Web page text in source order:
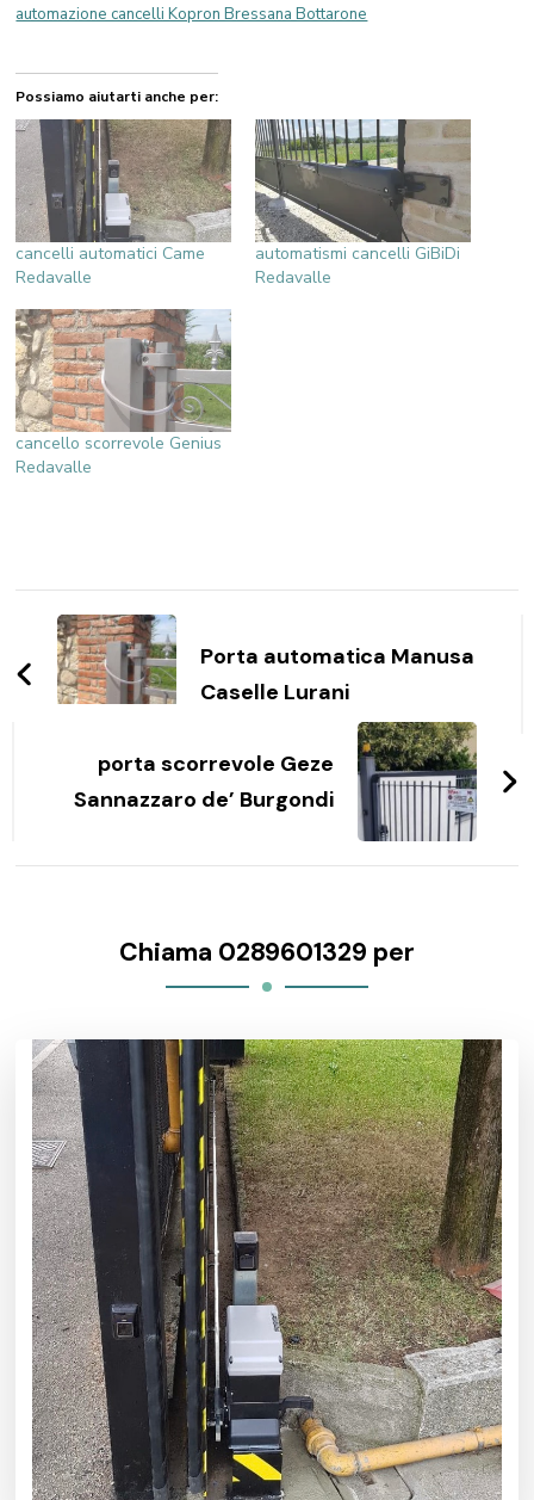
automazione cancelli Kopron Bressana Bottarone
Possiamo aiutarti anche per:
cancelli automatici Came
Redavalle
automatismi cancelli GiBiDi
Redavalle
cancello scorrevole Genius
Redavalle
Navigazione
articoli
Porta automatica Manusa
Caselle Lurani
porta scorrevole Geze
Sannazzaro de’ Burgondi
Chiama 0289601329 per